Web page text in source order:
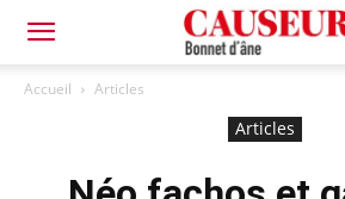
Bonnet
Accueil Articles
Articles